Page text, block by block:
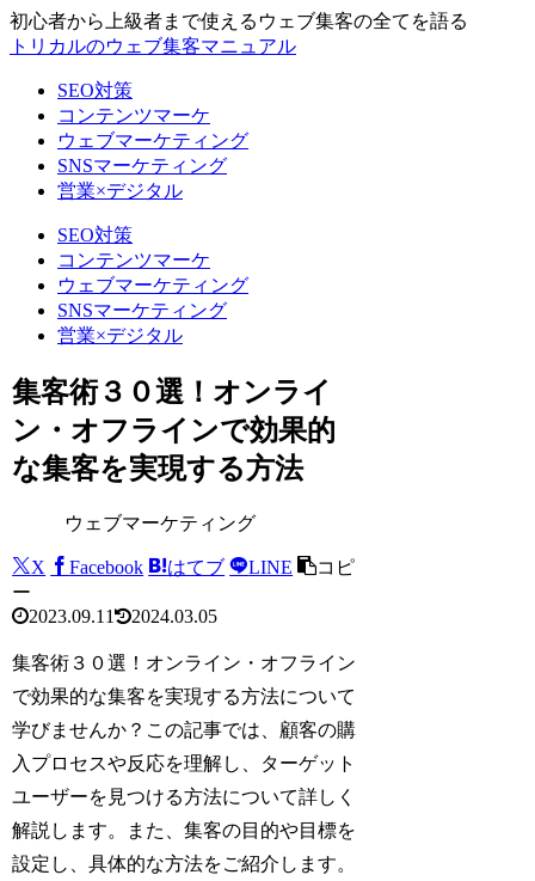
初心者から上級者まで使えるウェブ集客の全てを語る
トリカルのウェブ集客マニュアル
SEO対策
コンテンツマーケ
ウェブマーケティング
SNSマーケティング
営業×デジタル
SEO対策
コンテンツマーケ
ウェブマーケティング
SNSマーケティング
営業×デジタル
集客術３０選！オンライ
ン・オフラインで効果的
な集客を実現する方法
ウェブマーケティング
X Facebook はてブ LINE
コピ
ー
2023.09.11
2024.03.05
集客術３０選！オンライン・オフライン
で効果的な集客を実現する方法について
学びませんか？この記事では、顧客の購
入プロセスや反応を理解し、ターゲット
ユーザーを見つける方法について詳しく
解説します。また、集客の目的や目標を
設定し、具体的な方法をご紹介します。